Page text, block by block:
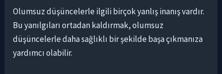
Olumsuz düşüncelerle ilgili birçok yanlış inanış vardır.
Bu yanılgıları ortadan kaldırmak, olumsuz
düşüncelerle daha sağlıklı bir şekilde başa çıkmanıza
yardımcı olabilir.